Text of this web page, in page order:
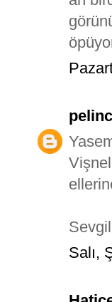
Salı,